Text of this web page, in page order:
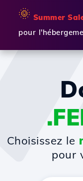
🌞 Summer
pour
Choisissez le
pour